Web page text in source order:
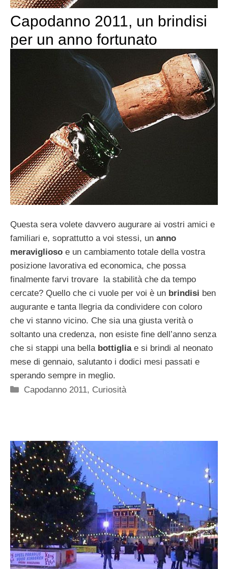
Capodanno 2011, un brindisi
per un anno fortunato
Questa sera volete davvero augurare ai vostri amici e
familiari e, soprattutto a voi stessi, un anno
meraviglioso e un cambiamento totale della vostra
posizione lavorativa ed economica, che possa
finalmente farvi trovare la stabilità che da tempo
cercate? Quello che ci vuole per voi è un brindisi ben
augurante e tanta llegria da condividere con coloro
che vi stanno vicino. Che sia una giusta verità o
soltanto una credenza, non esiste fine dell’anno senza
che si stappi una bella bottiglia e si brindi al neonato
mese di gennaio, salutanto i dodici mesi passati e
sperando sempre in meglio.
Categorie
Capodanno 2011, Curiosità